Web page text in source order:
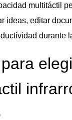
multitáctil
ideas, editar
durante